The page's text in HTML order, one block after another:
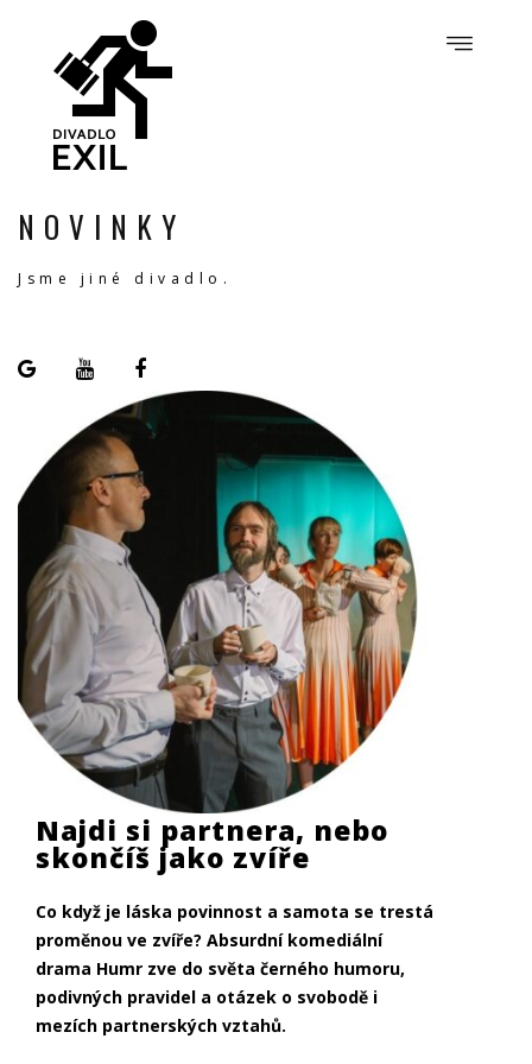
NOVINKY
Jsme jiné divadlo.
Najdi si partnera, nebo
skončíš jako zvíře
Co když je láska povinnost a samota se trestá
proměnou ve zvíře? Absurdní komediální
drama Humr zve do světa černého humoru,
podivných pravidel a otázek o svobodě i
mezích partnerských vztahů.